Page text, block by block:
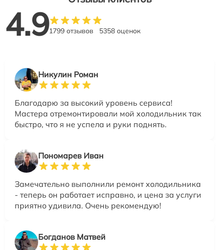
4.91799 отзывов 5358 оценок
Никулин Роман
Благодарю за высокий уровень сервиса!
Мастера отремонтировали мой холодильник так
быстро, что я не успела и руки поднять.
Пономарев Иван
Замечательно выполнили ремонт холодильника
- теперь он работает исправно, и цена за услуги
приятно удивила. Очень рекомендую!
Богданов Матвей